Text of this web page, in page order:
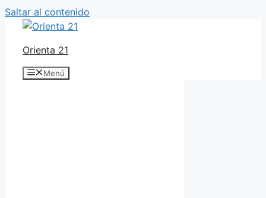
Saltar al contenido
Orienta 21
Menú